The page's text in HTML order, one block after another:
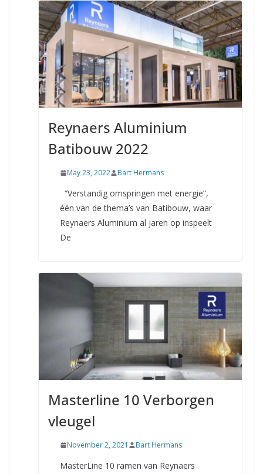
Reynaers Aluminium
Batibouw 2022
May 23, 2022 Bart Hermans
“Verstandig omspringen met energie”,
één van de thema’s van Batibouw, waar
Reynaers Aluminium al jaren op inspeelt
De
Masterline 10 Verborgen
vleugel
November 2, 2021 Bart Hermans
MasterLine 10 ramen van Reynaers